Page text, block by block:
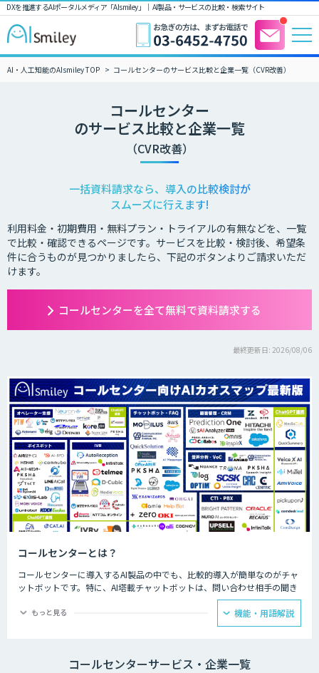
DXを推進するAIポータルメディア「AIsmiley」｜ AI製品・サービスの比較・検索サイト
AI・人工知能のAIsmiley TOP コールセンターのサービス比較と企業一覧（CVR改善）
コールセンター
のサービス比較と企業一覧
（CVR改善）
一括資料請求なら、導入の比較検討が
スムーズに行えます!
利用料金・初期費用・無料プラン・トライアルの有無などを、一覧
で比較・確認できるページです。サービスを比較・検討後、希望条
件に合うものが見つかりましたら、下記のボタンよりご請求いただ
けます。
コールセンターを全て無料で資料請求する
最終更新日: 2026/08/06
コールセンターとは？
コールセンターに導入するAI製品の中でも、比較的導入が簡単なのがチャ
ットボットです。特に、AI塔載チャットボットは、問い合わせ相手の聞き
たいことに対して、決められた回答をできるため、カスタマーサポートで
の普及が見込まれています。AIが問い合わせの4割を回答することで顧客
自身で自己解決できることが増え、スタッフが自ら行う部分を4割カット
もっと見る 機能・用語解説
コールセンターサービス・企業一覧